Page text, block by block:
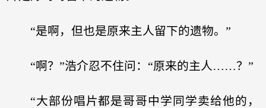
“是啊，但也是原来主人留下的遗物。”
“啊？”浩介忍不住问：“原来的主人……？”
“大部份唱片都是哥哥中学同学卖给他的，